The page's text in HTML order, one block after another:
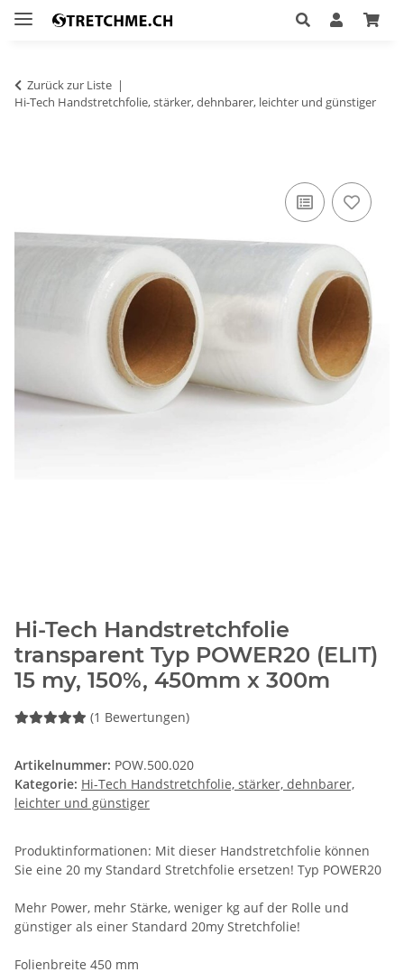
Zurück zur Liste
Hi-Tech Handstretchfolie, stärker, dehnbarer, leichter und günstiger
Hi-Tech Handstretchfolie
transparent Typ POWER20 (ELIT)
15 my, 150%, 450mm x 300m
(1 Bewertungen)
Artikelnummer: POW.500.020
Kategorie: Hi-Tech Handstretchfolie, stärker, dehnbarer,
leichter und günstiger
Produktinformationen: Mit dieser Handstretchfolie können
Sie eine 20 my Standard Stretchfolie ersetzen! Typ POWER20
Mehr Power, mehr Stärke, weniger kg auf der Rolle und
günstiger als einer Standard 20my Stretchfolie!
Folienbreite 450 mm